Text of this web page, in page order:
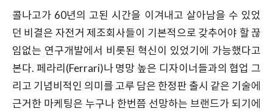
콜나고가 60년의 고된 시간을 이겨내고 살아남을 수 있었
던 비결은 자전거 제조회사들이 기본적으로 갖추어야 할 끊
임없는 연구개발에서 비롯된 혁신이 있었기에 가능했다고
본다. 페라리(Ferrari)나 명망 높은 디자이너들과의 협업 그
리고 기념비적인 의미를 고루 담은 한정판 출시 같은 기술에
근거한 마케팅은 누구나 한번쯤 선망하는 브랜드가 되기에